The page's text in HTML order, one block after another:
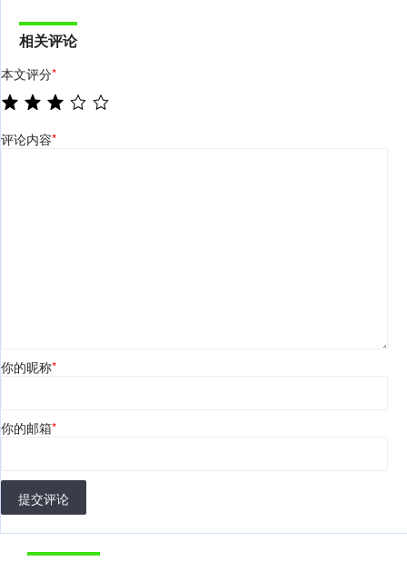
相关评论
本文评分*
评论内容*
你的昵称*
你的邮箱*
提交评论